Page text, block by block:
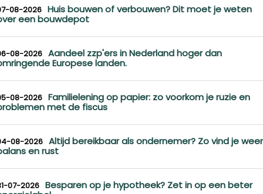
08-2026 Huis bouwen of verbouwen? Dit moet je weten
een bouwdepot
08-2026 Aandeel zzp'ers in Nederland hoger dan
Europese landen.
08-2026 Familielening op papier: zo voorkom je ruzie en
met de fiscus
08-2026 Altijd bereikbaar als ondernemer? Zo vind je weer
en rust
07-2026 Besparen op je hypotheek? Zet in op een beter